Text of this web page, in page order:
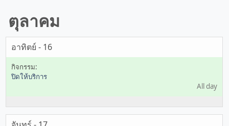
ตุลาคม
อาทิตย์ - 16
ปิดให้บริการ
All day